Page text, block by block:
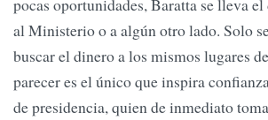
pocas oportunidades, Baratta se lleva el
al Ministerio o a algún otro lado. Solo
buscar el dinero a los mismos lugares
parecer es el único que inspira
de presidencia, quien de inmediato